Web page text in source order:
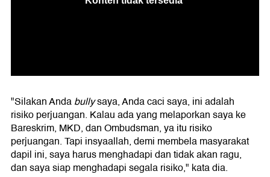
"Silakan Andabullysaya, Anda caci saya, ini adalah
risiko perjuangan. Kalau ada yang melaporkan saya ke
Bareskrim, MKD, dan Ombudsman, ya itu risiko
perjuangan. Tapi insyaallah, demi membela masyarakat
dapil ini, saya harus menghadapi dan tidak akan ragu,
dan saya siap menghadapi segala risiko," kata dia.